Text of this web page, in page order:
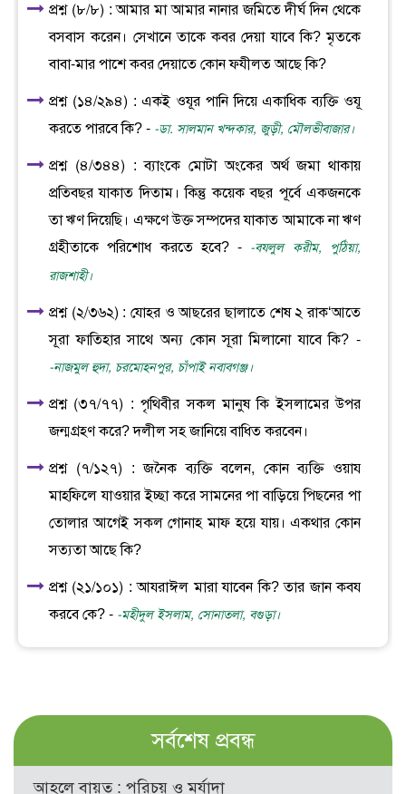
প্রশ্ন (৮/৮) : আমার মা আমার নানার জমিতে দীর্ঘ দিন থেকে
বসবাস করেন। সেখানে তাকে কবর দেয়া যাবে কি? মৃতকে
বাবা-মার পাশে কবর দেয়াতে কোন ফযীলত আছে কি?
প্রশ্ন (১৪/২৯৪) : একই ওযূর পানি দিয়ে একাধিক ব্যক্তি ওযূ
করতে পারবে কি? - -ডা. সালমান খন্দকার, জুড়ী, মৌলভীবাজার।
প্রশ্ন (৪/৩৪৪) : ব্যাংকে মোটা অংকের অর্থ জমা থাকায়
প্রতিবছর যাকাত দিতাম। কিন্তু কয়েক বছর পূর্বে একজনকে
তা ঋণ দিয়েছি। এক্ষণে উক্ত সম্পদের যাকাত আমাকে না ঋণ
গ্রহীতাকে পরিশোধ করতে হবে? - -বযলুল করীম, পুঠিয়া,
রাজশাহী।
প্রশ্ন (২/৩৬২) : যোহর ও আছরের ছালাতে শেষ ২ রাক‘আতে
সূরা ফাতিহার সাথে অন্য কোন সূরা মিলানো যাবে কি? -
-নাজমুল হুদা, চরমোহনপুর, চাঁপাই নবাবগঞ্জ।
প্রশ্ন (৩৭/৭৭) : পৃথিবীর সকল মানুষ কি ইসলামের উপর
জন্মগ্রহণ করে? দলীল সহ জানিয়ে বাধিত করবেন।
প্রশ্ন (৭/১২৭) : জনৈক ব্যক্তি বলেন, কোন ব্যক্তি ওয়ায
মাহফিলে যাওয়ার ইচ্ছা করে সামনের পা বাড়িয়ে পিছনের পা
তোলার আগেই সকল গোনাহ মাফ হয়ে যায়। একথার কোন
সত্যতা আছে কি?
প্রশ্ন (২১/১০১) : আযরাঈল মারা যাবেন কি? তার জান কবয
করবে কে? - -মহীদুল ইসলাম, সোনাতলা, বগুড়া।
সর্বশেষ প্রবন্ধ
আহলে বায়ত : পরিচয় ও মর্যাদা